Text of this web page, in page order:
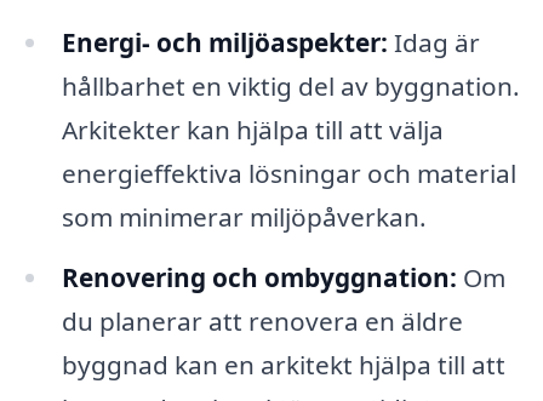
Energi- och miljöaspekter: Idag är
hållbarhet en viktig del av byggnation.
Arkitekter kan hjälpa till att välja
energieffektiva lösningar och material
som minimerar miljöpåverkan.
Renovering och ombyggnation: Om
du planerar att renovera en äldre
byggnad kan en arkitekt hjälpa till att